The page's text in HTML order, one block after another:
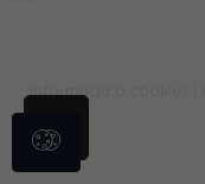
Informacja o cookies